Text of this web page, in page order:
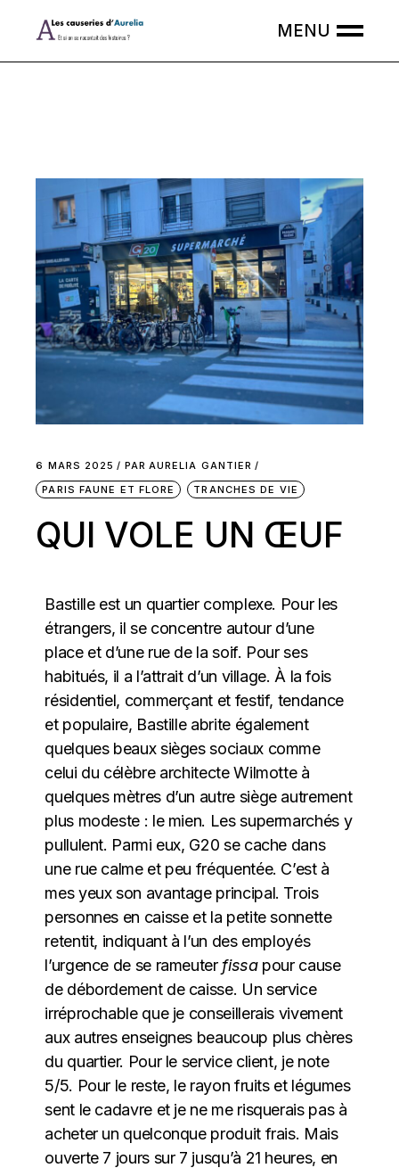
6 MARS 2025 PAR AURELIA GANTIER
PARIS FAUNE ET FLORE
TRANCHES DE VIE
QUI VOLE UN ŒUF
Bastille est un quartier complexe. Pour les
étrangers, il se concentre autour d’une
place et d’une rue de la soif. Pour ses
habitués, il a l’attrait d’un village. À la fois
résidentiel, commerçant et festif, tendance
et populaire, Bastille abrite également
quelques beaux sièges sociaux comme
celui du célèbre architecte Wilmotte à
quelques mètres d’un autre siège autrement
plus modeste : le mien. Les supermarchés y
pullulent. Parmi eux, G20 se cache dans
une rue calme et peu fréquentée. C’est à
mes yeux son avantage principal. Trois
personnes en caisse et la petite sonnette
retentit, indiquant à l’un des employés
l’urgence de se rameuter fissapour cause
de débordement de caisse. Un service
irréprochable que je conseillerais vivement
aux autres enseignes beaucoup plus chères
du quartier. Pour le service client, je note
5/5. Pour le reste, le rayon fruits et légumes
sent le cadavre et je ne me risquerais pas à
acheter un quelconque produit frais. Mais
ouverte 7 jours sur 7 jusqu’à 21 heures, en